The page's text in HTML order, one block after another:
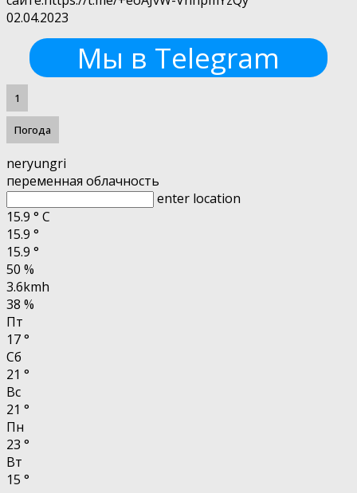
02.04.2023
Мы в Telegram
1
Погода
neryungri
переменная облачность
enter location
15.9 ° C
15.9 °
15.9 °
50 %
3.6kmh
38 %
Пт
17°
Сб
21 °
Вс
21 °
Пн
23 °
Вт
15 °